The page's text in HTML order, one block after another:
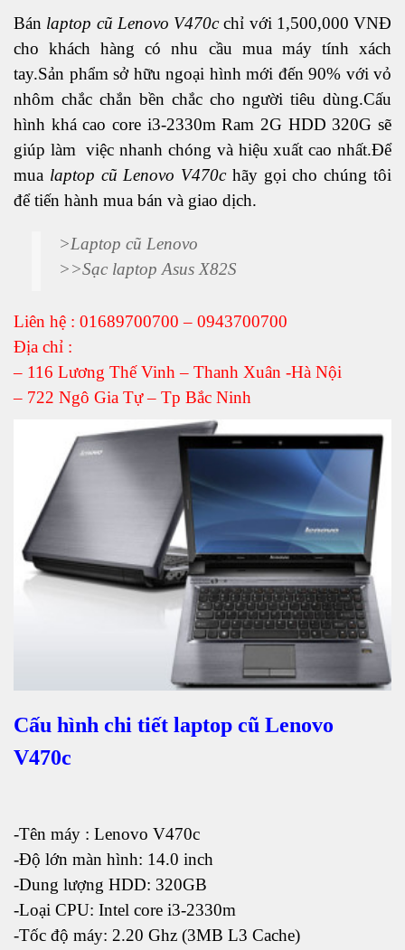
Bán laptop cũ Lenovo V470cchỉ với 1,500,000 VNĐ
cho khách hàng có nhu cầu mua máy tính xách
tay.Sản phẩm sở hữu ngoại hình mới đến 90% với vỏ
nhôm chắc chắn bền chắc cho người tiêu dùng.Cấu
hình khá cao core i3-2330m Ram 2G HDD 320G sẽ
giúp làm việc nhanh chóng và hiệu xuất cao nhất.Để
mua laptop cũ Lenovo V470chãy gọi cho chúng tôi
để tiến hành mua bán và giao dịch.
>Laptop cũ Lenovo
>>Sạc laptop Asus X82S
Liên hệ : 01689700700 – 0943700700
Địa chỉ :
– 116 Lương Thế Vinh – Thanh Xuân -Hà Nội
– 722 Ngô Gia Tự – Tp Bắc Ninh
Cấu hình chi tiết laptop cũ Lenovo
V470c
-Tên máy : Lenovo V470c
-Độ lớn màn hình: 14.0 inch
-Dung lượng HDD: 320GB
-Loại CPU: Intel core i3-2330m
-Tốc độ máy: 2.20 Ghz (3MB L3 Cache)